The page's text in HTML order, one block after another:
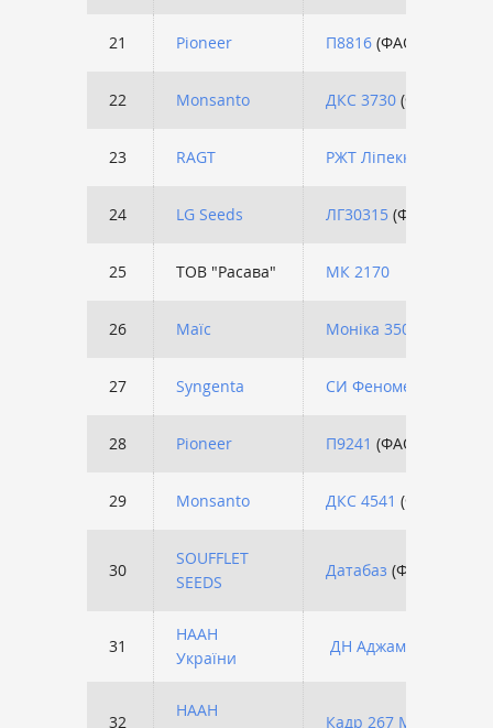
21 Pioneer П8816 (ФАО 300)
22 Monsanto ДКС 3730 (ФАО 280)
23 RAGT РЖТ Ліпеккс
24 LG Seeds ЛГ30315 (ФАО 280)
25 ТОВ "Расава" МК 2170
26 Маїс Моніка 350 МВ
27 Syngenta СИ Феномен
28 Pioneer П9241 (ФАО 360)
29 Monsanto ДКС 4541 (ФАО 380)
30
SOUFFLET
SEEDS
Датабаз (ФАО 290)
31
НААН
України
ДН Аджамка
32
НААН
Кадр 267 МВ